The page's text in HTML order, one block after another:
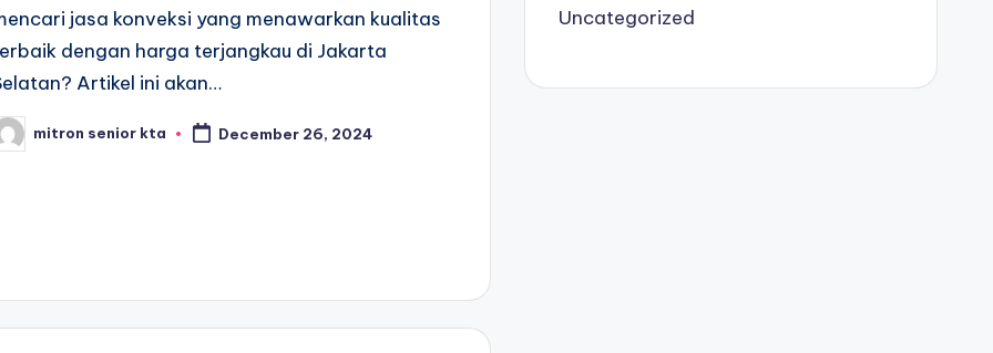
jasa konveksi yang menawarkan kualitas
dengan harga terjangkau di Jakarta
Artikel ini akan…
mitron senior kta December 26, 2024
Uncategorized